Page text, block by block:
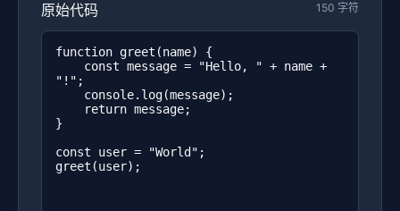
原始代码 150 字符